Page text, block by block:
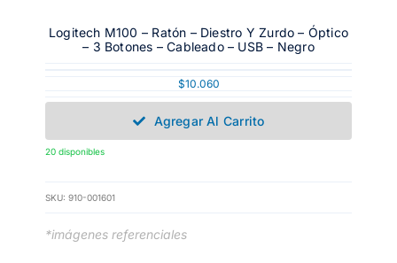
Logitech M100 – Ratón – Diestro Y Zurdo – Óptico
– 3 Botones – Cableado – USB – Negro
$10.060
Agregar Al Carrito
20 disponibles
SKU: 910-001601
*imágenes referenciales